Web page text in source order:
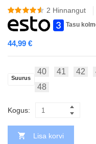
2 Hinnangut
Tasu
44,99 €
Suurus
40 41 42
48
Kogus:
Lisa korvi